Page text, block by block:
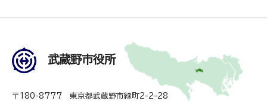
武蔵野市役所
〒180-8777 東京都武蔵野市緑町2-2-28